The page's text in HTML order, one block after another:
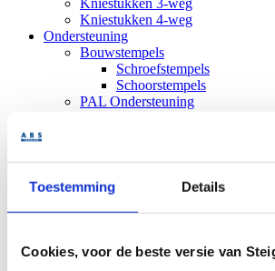
Toestemming Details
Cookies, voor de beste versie van
Kniestukken 3-weg
Kniestukken 4-weg
Ondersteuning
Bouwstempels
Schroefstempels
Schoorstempels
PAL Ondersteuning
Bouwhekken
Dranghekken
Bouwhek accessoires
Bouwhekvoeten
Bouwhekzeilen